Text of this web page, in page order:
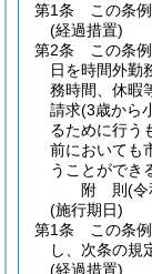
第1条
この条
(経過措置)
第2条
この条
日を時間外勤
務時間、休暇
請求(3歳から
るために行う
前においても
うことができ
附 則(令
(施行期日)
第1条
この条
し、次条の規
(経過措置)